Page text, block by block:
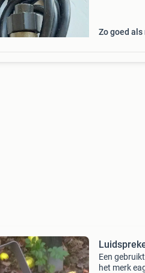
Zo goed als
Een
het merk